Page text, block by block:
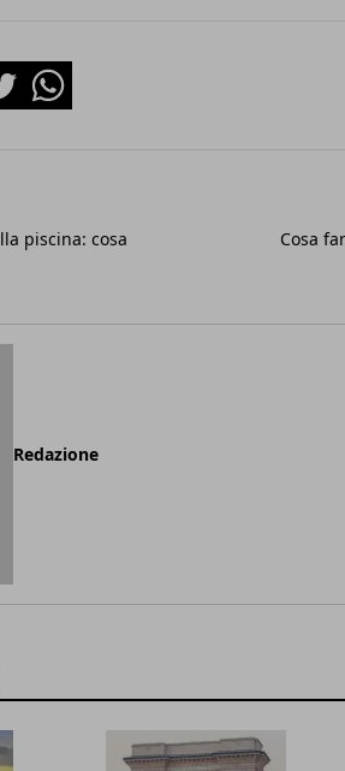
Whatsapp
piscina: cosa
Cosa
Redazione